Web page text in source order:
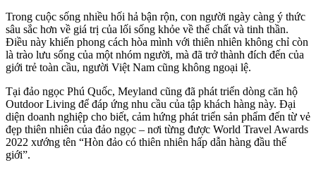
Trong cuộc sống nhiều hối hả bận rộn, con người ngày càng ý thức
sâu sắc hơn về giá trị của lối sống khỏe về thể chất và tinh thần.
Điều này khiến phong cách hòa mình với thiên nhiên không chỉ còn
là trào lưu sống của một nhóm người, mà đã trở thành đích đến của
giới trẻ toàn cầu, người Việt Nam cũng không ngoại lệ.
Tại đảo ngọc Phú Quốc, Meyland cũng đã phát triển dòng căn hộ
Outdoor Living để đáp ứng nhu cầu của tập khách hàng này. Đại
diện doanh nghiệp cho biết, cảm hứng phát triển sản phẩm đến từ vẻ
đẹp thiên nhiên của đảo ngọc – nơi từng được World Travel Awards
2022 xướng tên “Hòn đảo có thiên nhiên hấp dẫn hàng đầu thế
giới”.